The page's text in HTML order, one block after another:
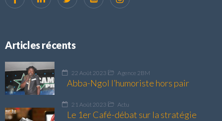
Articles récents
22 Août 2023 Agence 2BM
Abba-Ngol l’humoriste hors pair
21 Août 2023 Actu
Le 1er Café-débat sur la stratégie